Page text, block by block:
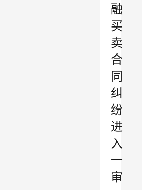
融
买
卖
合
同
纠
纷
进
入
一
审